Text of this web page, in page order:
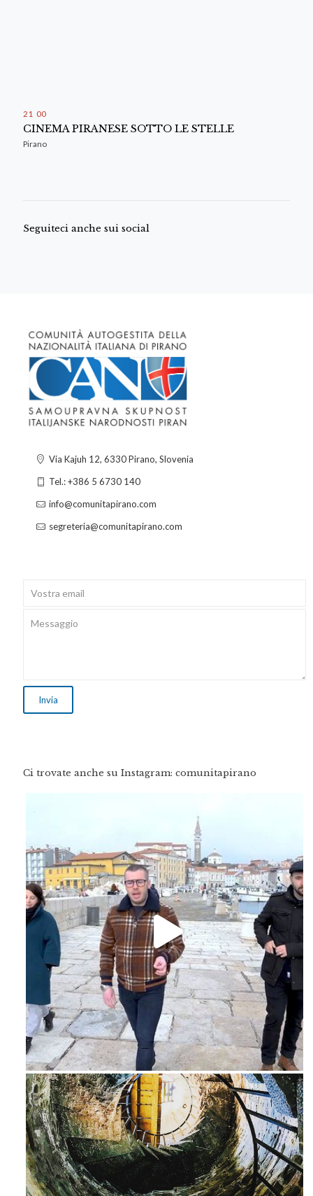
21 00
CINEMA PIRANESE SOTTO LE STELLE
Pirano
Seguiteci anche sui social
Via Kajuh 12, 6330 Pirano, Slovenia
Tel.: +386 5 6730 140
info@comunitapirano.com
segreteria@comunitapirano.com
Ci trovate anche su Instagram: comunitapirano
Feb 16